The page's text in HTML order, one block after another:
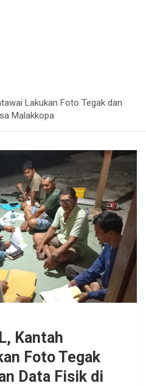
Lakukan Foto Tegak dan
Malakkopa
Kantah
Foto Tegak
Data Fisik di